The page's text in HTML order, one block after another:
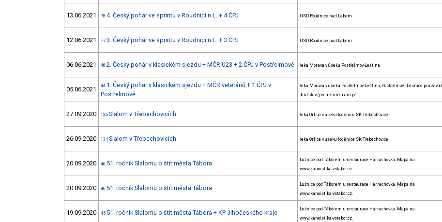
13.06.2021 78 4. Český pohár ve sprintu v Roudnici n.L. + 4.ČPJ USD Roudnice nad Labem
12.06.2021 77 3. Český pohár ve sprintu v Roudnici n.L. + 3.ČPJ USD Roudnice nad Labem
06.06.2021 46 2. Český pohár v klasickém sjezdu + MČR U23 + 2.ČPJ v Postřelmově řeka Morava v úseku Postřelmov-Leština
05.06.2021 44 1. Český pohár v klasickém sjezdu + MČR veteránů + 1.ČPJ v
Postřelmově
řeka Morava v úseku Postřelmov-Leština, Postřelmov - Lesnice pro závod
družstev (při tréninku ani př
27.09.2020 135 Slalom v Třebechovicích řeka Orlice v úseku loděnice SK Třebechovice
26.09.2020 134 Slalom v Třebechovicích řeka Orlice v úseku loděnice SK Třebechovice
20.09.2020 46 51. ročník Slalomu o štít města Tábora
Lužnice pod Táborem, u restaurace Harrachovka. Mapa na
www.kanoistika-vstabor.cz.
20.09.2020 46 51. ročník Slalomu o štít města Tábora
Lužnice pod Táborem, u restaurace Harrachovka. Mapa na
www.kanoistika-vstabor.cz.
19.09.2020 45 51. ročník Slalomu o štít města Tábora + KP Jihočeského kraje
Lužnice pod Táborem, u restaurace Harrachovka. Mapa na
www.kanoistika-vstabor.cz.